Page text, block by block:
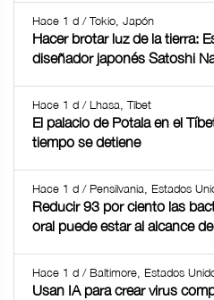
Hace 1 d / Tokio, Japón
Hacer brotar luz de la tierra:
diseñador japonés Satoshi
Hace 1 d / Lhasa, Tíbet
El palacio de Potala en el
tiempo se detiene
Hace 1 d / Pensilvania, Estados
Reducir 93 por ciento las
oral puede estar al alcance
Hace 1 d / Baltimore, Estados
Usan IA para crear virus